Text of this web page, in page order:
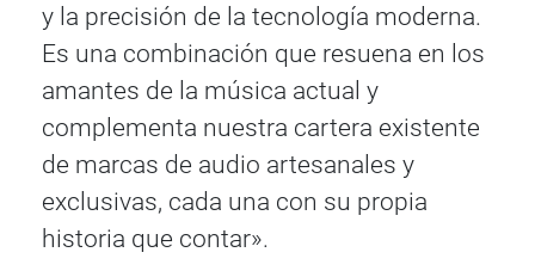
y la precisión de la tecnología moderna.
Es una combinación que resuena en los
amantes de la música actual y
complementa nuestra cartera existente
de marcas de audio artesanales y
exclusivas, cada una con su propia
historia que contar».